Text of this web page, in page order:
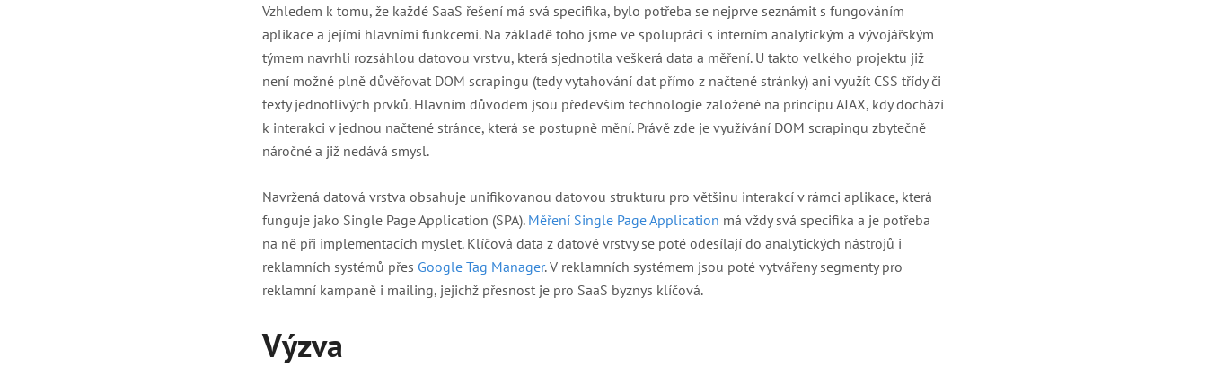
Vzhledem k tomu, že každé SaaS řešení má svá specifika, bylo potřeba se nejprve seznámit s fungováním
aplikace a jejími hlavními funkcemi. Na základě toho jsme ve spolupráci s interním analytickým a vývojářským
týmem navrhli rozsáhlou datovou vrstvu, která sjednotila veškerá data a měření. U takto velkého projektu již
není možné plně důvěřovat DOM scrapingu (tedy vytahování dat přímo z načtené stránky) ani využít CSS třídy či
texty jednotlivých prvků. Hlavním důvodem jsou především technologie založené na principu AJAX, kdy dochází
k interakci v jednou načtené stránce, která se postupně mění. Právě zde je využívání DOM scrapingu zbytečně
náročné a již nedává smysl.
Navržená datová vrstva obsahuje unifikovanou datovou strukturu pro většinu interakcí v rámci aplikace, která
funguje jako Single Page Application (SPA). Měření Single Page Application má vždy svá specifika a je potřeba
na ně při implementacích myslet. Klíčová data z datové vrstvy se poté odesílají do analytických nástrojů i
reklamních systémů přes Google Tag Manager. V reklamních systémem jsou poté vytvářeny segmenty pro
reklamní kampaně i mailing, jejichž přesnost je pro SaaS byznys klíčová.
Výzva